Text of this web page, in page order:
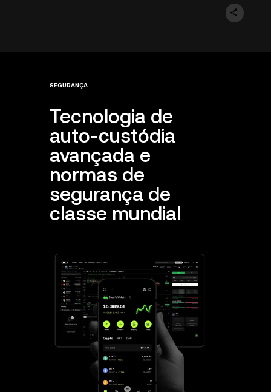
SEGURANÇA
Tecnologia de
auto-custódia
avançada e
normas de
segurança de
classe mundial